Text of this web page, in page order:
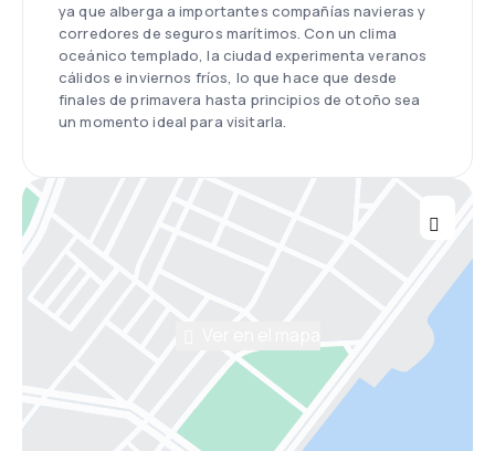
ya que alberga a importantes compañías navieras y
corredores de seguros marítimos. Con un clima
oceánico templado, la ciudad experimenta veranos
cálidos e inviernos fríos, lo que hace que desde
finales de primavera hasta principios de otoño sea
un momento ideal para visitarla.